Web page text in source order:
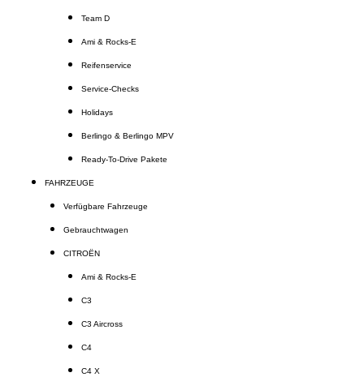
Team D
Ami & Rocks-E
Reifenservice
Service-Checks
Holidays
Berlingo & Berlingo MPV
Ready-To-Drive Pakete
FAHRZEUGE
Verfügbare Fahrzeuge
Gebrauchtwagen
CITROËN
Ami & Rocks-E
C3
C3 Aircross
C4
C4 X